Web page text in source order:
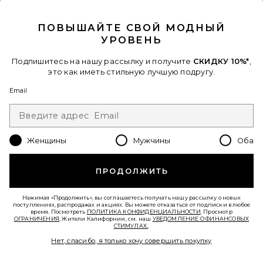
ШИРОКИЕ БРЮКИ LARIA
ПОВЫШАЙТЕ СВОЙ МОДНЫЙ
УРОВЕНЬ
Подпишитесь на нашу рассылку и получите СКИДКУ 10%*
это как иметь стильную лучшую подругу.
Email
Женщины Мужчины Оба
ПРОДОЛЖИТЬ
Нажимая «Продолжить», вы соглашаетесь получать нашу рассылку о новых
поступлениях, распродажах и акциях. Вы можете отказаться от подписки в любое
время. Посмотреть ПОЛИТИКА КОНФИДЕНЦИАЛЬНОСТИ . Просмотр
ОГРАНИЧЕНИЯ . Жители Калифорнии, см. наш УВЕДОМЛЕНИЕ О ФИНАНСОВЫХ
СТИМУЛАХ.
Нет, спасибо, я только хочу совершить покупку